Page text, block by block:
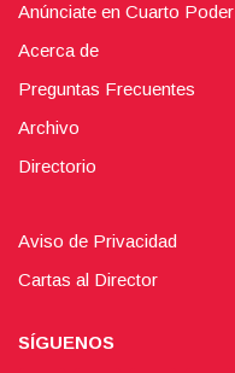
Anúnciate en Cuarto Poder
Acerca de
Preguntas Frecuentes
Archivo
Directorio
Aviso de Privacidad
Cartas al Director
SÍGUENOS